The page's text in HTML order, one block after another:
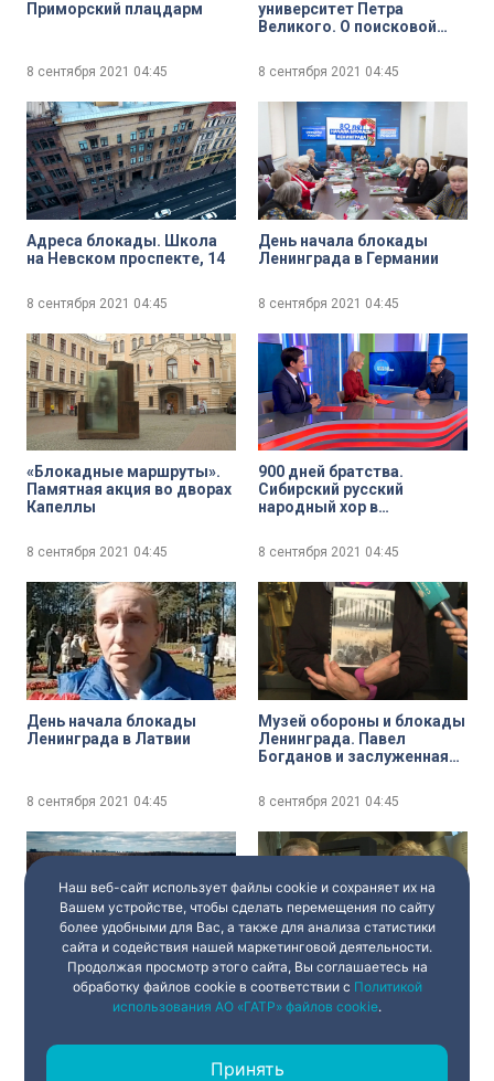
Приморский плацдарм
8 сентября 2021 04:45
университет Петра
Великого. О поисковой
исторических
реконструкциях клуба
«Наш Политех»
8 сентября 2021 04:45
Адреса блокады. Школа
на Невском проспекте, 14
8 сентября 2021 04:45
День начала блокады
Ленинграда в Германии
8 сентября 2021 04:45
«Блокадные маршруты».
Памятная акция во дворах
Капеллы
8 сентября 2021 04:45
900 дней братства.
Сибирский русский
народный хор в
летия начала блокады
Ленинграда
8 сентября 2021 04:45
День начала блокады
Ленинграда в Латвии
8 сентября 2021 04:45
Музей обороны и блокады
Ленинграда. Павел
Богданов и заслуженная
Валентина Панина о
важности сохранения
8 сентября 2021 04:45
Зелёный пояс славы.
Цветок жизни
8 сентября 2021
Музей обороны и блокады
Ленинграда. Минута
молчания, новые
80-летию начала блокады
Ленинграда
Наш веб-сайт использует файлы cookie и сохраняет их на
Вашем устройстве, чтобы сделать перемещения по сайту
более удобными для Вас, а также для анализа статистики
сайта и содействия нашей маркетинговой деятельности.
Продолжая просмотр этого сайта, Вы соглашаетесь на
обработку файлов cookie в соответствии с Политикой
использования АО «ГАТР» файлов cookie.
Принять